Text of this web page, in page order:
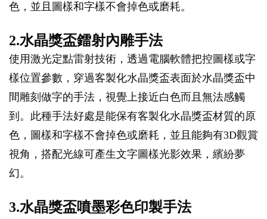
色，並且圖樣和字樣不會掉色或磨耗。
2.水晶獎盃鐳射內雕手法
使用激光定點雷射技術，透過電腦軟體把控圖樣或字
樣位置參數，穿過客製化水晶獎盃表面於水晶獎盃中
間雕刻做字的手法，視覺上接近白色而且無法感觸
到。此種手法好處是能保有客製化水晶獎盃材質的原
色，圖樣和字樣不會掉色或磨耗，並且能夠有3D觀賞
視角，搭配光線可產生文字圖樣光影效果，繽紛夢
幻。
3.水晶獎盃噴墨彩色印製手法